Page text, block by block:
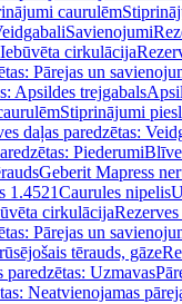
caurulēm
Savienojumi
Iebūvēta cirkulācija
Pārejas un
Apsildes trejgabals
Stiprinājumi
daļas paredzētas:
Piederumi
Geberit Mapress
1.4521Caurules nipelis
cirkulācija
Pārejas un
tērauds, gāze
paredzētas: Uzmavas
Neatvienojamas